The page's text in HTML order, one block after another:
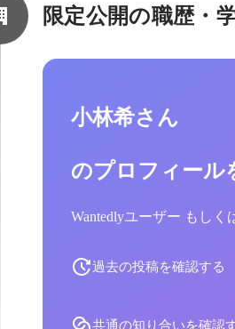
限定公開の職歴・
小林希さん
のプロフィール
Wantedlyユーザー もし
過去の投稿を確認する
共通の知り合いを確認